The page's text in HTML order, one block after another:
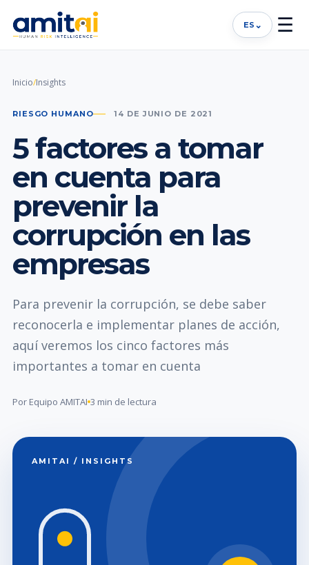
ES ⌄ ☰
Inicio/Insights
RIESGO HUMANO 14 DE JUNIO DE 2021
5 factores a tomar
en cuenta para
prevenir la
corrupción en las
empresas
Para prevenir la corrupción, se debe saber
reconocerla e implementar planes de acción,
aquí veremos los cinco factores más
importantes a tomar en cuenta
Por Equipo AMITAI 3 min de lectura
AMITAI / INSIGHTS